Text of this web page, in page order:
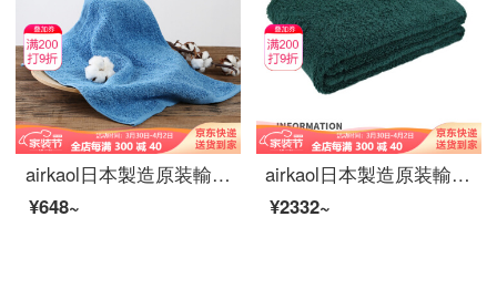
airkaol日本製造原装輸入浅野有機綿タオル純綿ハンカチ子供用タオル洗顔タオル柔らか吸水赤ちゃん用ナプキン32*40 cmハワイブルー32*40 cm
¥648~
airkaol日本製造原装輸入浅野タオル有機綿バスタオル大柔軟吸水綿バスタオル双葉シリーズ60*120 cm双葉緑
¥2332~